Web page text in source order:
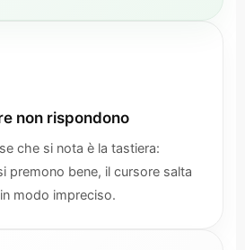
non rispondono
che si nota è la tastiera:
premono bene, il cursore salta
modo impreciso.